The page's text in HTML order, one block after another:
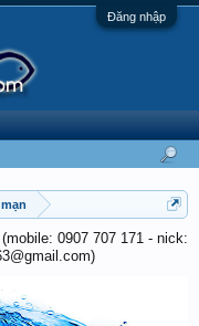
Đăng nhập
0907 707 171 - nick: